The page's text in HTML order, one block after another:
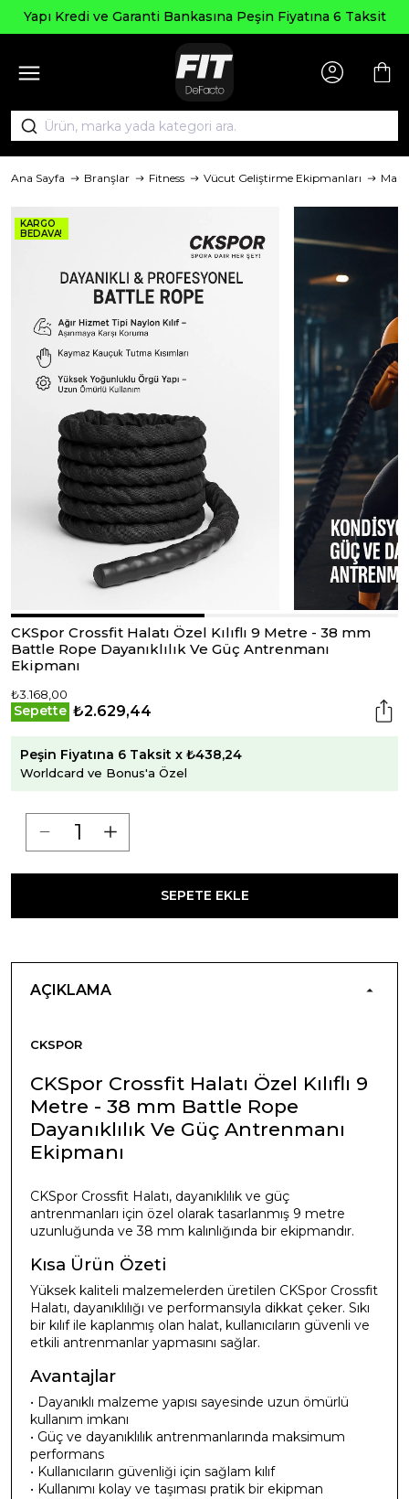
ve Garanti Bankasına Peşin Fiyatına 6 Taksit
Ana Sayfa Branşlar Fitness Vücut Geliştirme Ekipmanları
KARGO
BEDAVA!
CKSpor Crossfit Halatı Özel Kılıflı 9 Metre - 38 mm
Battle Rope Dayanıklılık Ve Güç Antrenmanı
Ekipmanı
₺3.168,00
Sepette ₺2.629,44
Peşin Fiyatına 6 Taksit x ₺438,24
Worldcard ve Bonus'a Özel
SEPETE EKLE
AÇIKLAMA
CKSPOR
CKSpor Crossfit Halatı Özel Kılıflı 9
Metre - 38 mm Battle Rope
Dayanıklılık Ve Güç Antrenmanı
Ekipmanı
CKSpor Crossfit Halatı, dayanıklılık ve güç
antrenmanları için özel olarak tasarlanmış 9 metre
uzunluğunda ve 38 mm kalınlığında bir ekipmandır.
Kısa Ürün Özeti
Yüksek kaliteli malzemelerden üretilen CKSpor Crossfit
Halatı, dayanıklılığı ve performansıyla dikkat çeker. Sıkı
bir kılıf ile kaplanmış olan halat, kullanıcıların güvenli ve
etkili antrenmanlar yapmasını sağlar.
Avantajlar
• Dayanıklı malzeme yapısı sayesinde uzun ömürlü
kullanım imkanı
• Güç ve dayanıklılık antrenmanlarında maksimum
performans
• Kullanıcıların güvenliği için sağlam kılıf
• Kullanımı kolay ve taşıması pratik bir ekipman